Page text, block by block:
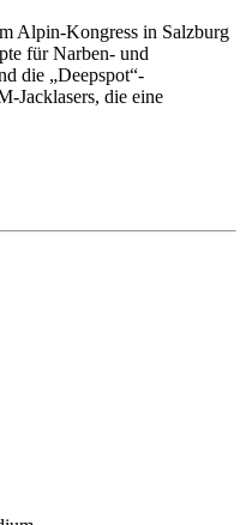
Alpin-Kongress in Salzburg
für Narben- und
die „Deepspot“-
Jacklasers, die eine